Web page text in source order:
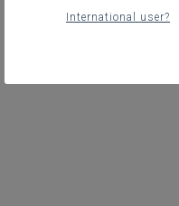
International user?